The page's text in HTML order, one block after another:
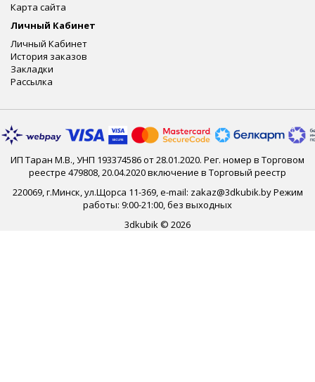
Карта сайта
Личный Кабинет
Личный Кабинет
История заказов
Закладки
Рассылка
ИП Таран М.В., УНП 193374586 от 28.01.2020. Рег. номер в Торговом
реестре 479808, 20.04.2020 включение в Торговый реестр
220069, г.Минск, ул.Щорса 11-369, e-mail: zakaz@3dkubik.by Режим
работы: 9:00-21:00, без выходных
3dkubik © 2026